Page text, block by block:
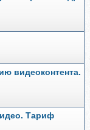
видеоконтента.
Тариф